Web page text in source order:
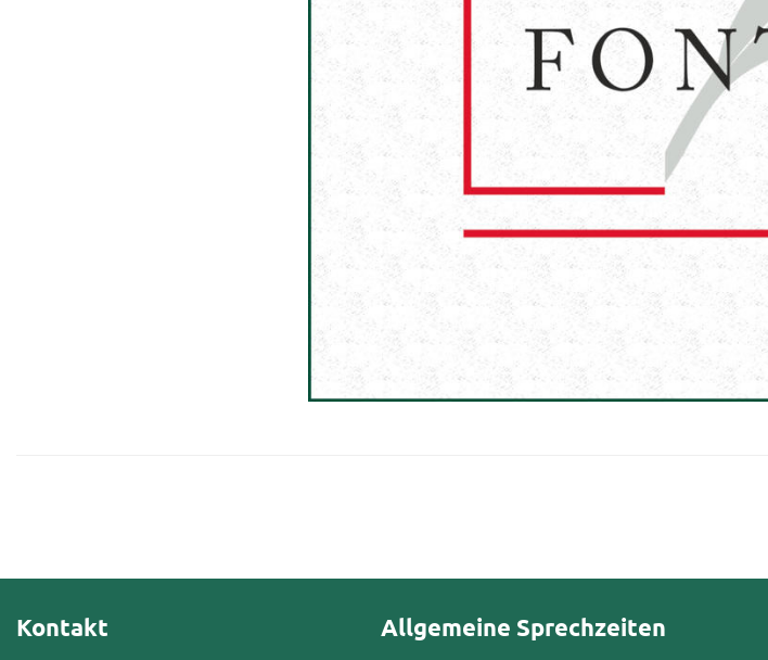
Kontakt Allgemeine Sprechzeiten